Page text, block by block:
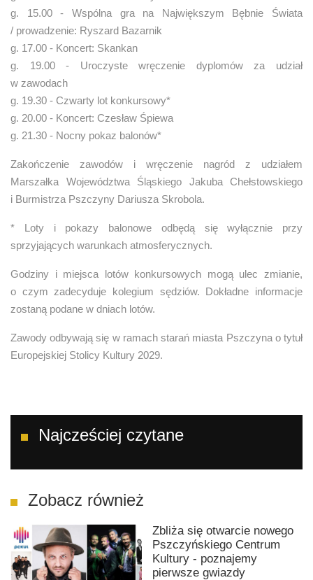
g. 15.00 - Wspólna gra na Największym Bębnie Świata
/ prowadzenie: Ryszard Bazarnik
g. 17.00 - Koncert: Skankan
g. 19.00 - Uroczyste wręczenie dyplomów za udział
w zawodach
g. 19.30 - Czwarty lot konkursowy*
g. 20.00 - Koncert: Czesław Śpiewa
g. 21.30 - Nocny pokaz balonów*
Zakończenie zawodów i wręczenie nagród z udziałem
Marszałka Województwa Śląskiego Jakuba Chełstowskiego
i Burmistrza Pszczyny Dariusza Skrobola.
* Loty i pokazy balonowe odbędą się wyłącznie przy
sprzyjających warunkach atmosferycznych.
Godziny i miejsca lotów konkursowych mogą ulec zmianie,
o czym zadecyduje kolegium sędziów. Dokładne informacje
zostaną podane w dniach lotów.
Zawody odbywają się w ramach starań miasta Pszczyna o tytuł
Europejskiej Stolicy Kultury 2029.
Najcześciej czytane
Zobacz również
Zbliża się otwarcie nowego
Pszczyńskiego Centrum
Kultury - poznajemy
pierwsze gwiazdy